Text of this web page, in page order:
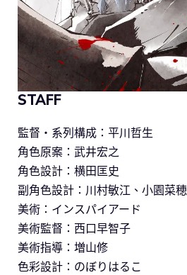
STAFF
監督・系列構成：平川哲生
角色原案：武井宏之
角色設計：横田匡史
副角色設計：川村敏江、小園菜穂
美術：インスパイアード
美術監督：西口早智子
美術指導：増山修
色彩設計：のぼりはるこ